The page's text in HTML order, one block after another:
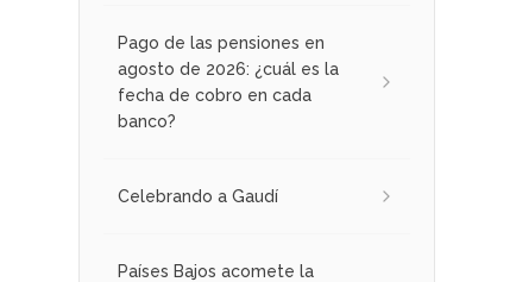
Pago de las pensiones en
agosto de 2026: ¿cuál es la
fecha de cobro en cada
banco?
Celebrando a Gaudí
Países Bajos acomete la